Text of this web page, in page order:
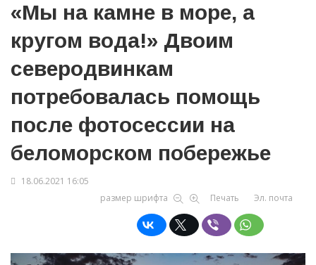
«Мы на камне в море, а
кругом вода!» Двоим
северодвинкам
потребовалась помощь
после фотосессии на
беломорском побережье
18.06.2021 16:05
размер шрифта
Печать Эл. почта